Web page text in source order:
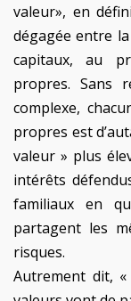
valeur», en
dégagée entre
capitaux, au
propres. Sans
complexe,
propres est
valeur » plus
intérêts
familiaux en
partagent les
risques.
Autrement dit,